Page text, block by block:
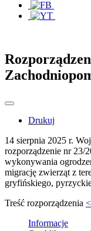
Drukuj
14 sierpnia 2025 r.
rozporządzenie nr 23/
wykonywania
migrację zwierząt z
gryfińskiego,
Treść rozporządzenia
Informacje